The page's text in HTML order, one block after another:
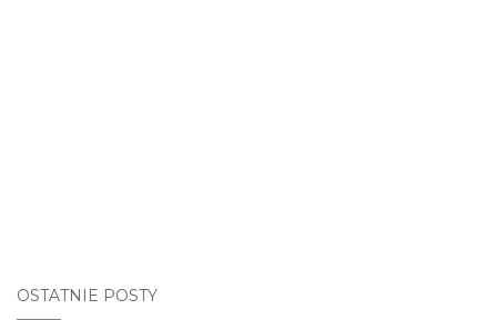
OSTATNIE POSTY